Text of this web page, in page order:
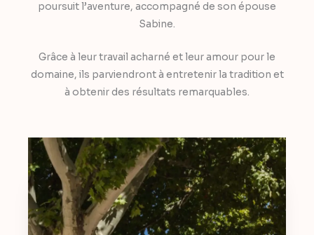
poursuit l’aventure, accompagné de son épouse
Sabine.
Grâce à leur travail acharné et leur amour pour le
domaine, ils parviendront à entretenir la tradition et
à obtenir des résultats remarquables.